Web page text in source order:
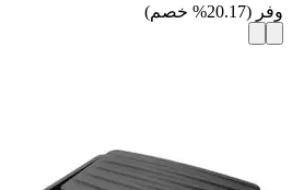
وفر (
20.17
% خصم)